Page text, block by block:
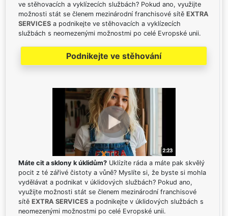
ve stěhovacích a vyklízecích službách? Pokud ano, využijte
možnosti stát se členem mezinárodní franchisové sítě EXTRA
SERVICES a podnikejte ve stěhovacích a vyklízecích
službách s neomezenými možnostmi po celé Evropské unii.
Podnikejte ve stěhování
Máte cit a sklony k úklidům? Uklízíte ráda a máte pak skvělý
pocit z té zářivé čistoty a vůně? Myslíte si, že byste si mohla
vydělávat a podnikat v úklidových službách? Pokud ano,
využijte možnosti stát se členem mezinárodní franchisové
sítě EXTRA SERVICES a podnikejte v úklidových službách s
neomezenými možnostmi po celé Evropské unii.